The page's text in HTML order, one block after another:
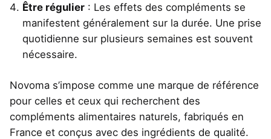
Être régulier : Les effets des compléments se
manifestent généralement sur la durée. Une prise
quotidienne sur plusieurs semaines est souvent
nécessaire.
Novoma s’impose comme une marque de référence
pour celles et ceux qui recherchent des
compléments alimentaires naturels, fabriqués en
France et conçus avec des ingrédients de qualité.